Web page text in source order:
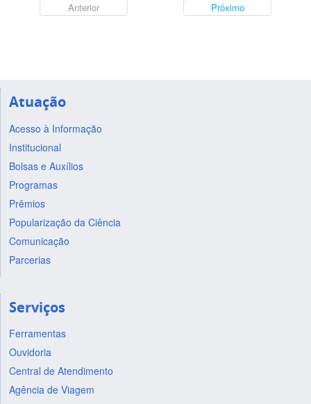
Anterior Próximo
Atuação
Acesso à Informação
Institucional
Bolsas e Auxílios
Programas
Prêmios
Popularização da Ciência
Comunicação
Parcerias
Serviços
Ferramentas
Ouvidoria
Central de Atendimento
Agência de Viagem